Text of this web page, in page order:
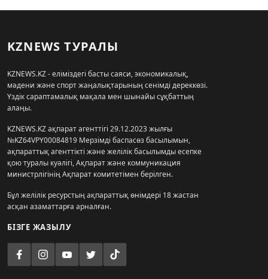
KZNEWS ТУРАЛЫ
KZNEWS.KZ - еліміздегі басты саяси, экономикалық,
мәдени және спорт жаңалықтарының сенімді дереккөзі.
Үздік сараптамалық мақала мен шынайы сұқбаттың
алаңы.
KZNEWS.KZ ақпарат агенттігі 29.12.2023 жылғы
№KZ64VPY00084819 Мерзімді баспасөз басылымын,
ақпараттық агенттікті және желілік басылымды есепке
қою туралы куәлігі, Ақпарат және коммуникация
министрлігінің Ақпарат комитетімен берілген.
Бұл желілік ресурстың ақпараттық өнімдері 18 жастан
асқан азаматтарға арналған.
БІЗГЕ ЖАЗЫЛУ